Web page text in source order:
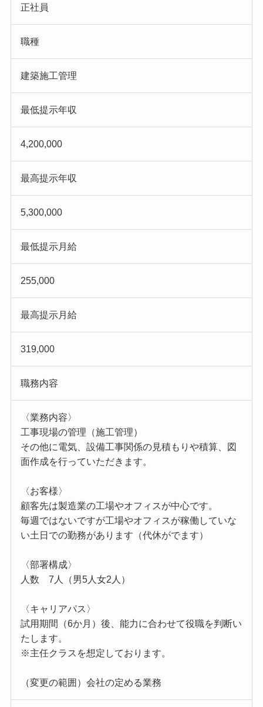
正社員
職種
建築施工管理
最低提示年収
4,200,000
最高提示年収
5,300,000
最低提示月給
255,000
最高提示月給
319,000
職務内容
〈業務内容〉
工事現場の管理（施工管理）
その他に電気、設備工事関係の見積もりや積算、図
面作成を行っていただきます。
〈お客様〉
顧客先は製造業の工場やオフィスが中心です。
毎週ではないですが工場やオフィスが稼働していな
い土日での勤務があります（代休がでます）
〈部署構成〉
人数 7人（男5人女2人）
〈キャリアパス〉
試用期間（6か月）後、能力に合わせて役職を判断い
たします。
※主任クラスを想定しております。
（変更の範囲）会社の定める業務